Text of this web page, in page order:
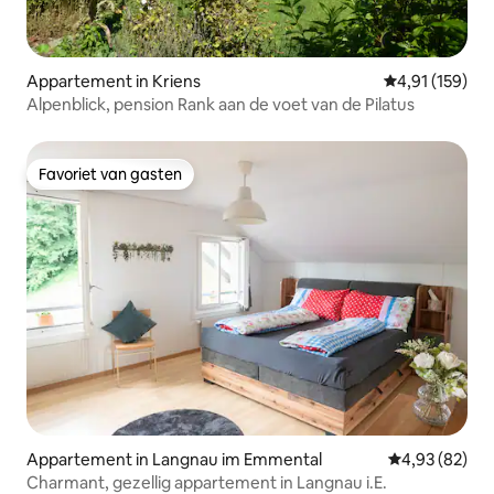
Appartement in Kriens Gemiddelde
4,91 (159)
Alpenblick, pension Rank aan de voet van de Pilatus
Favoriet van gasten
Favoriet van gasten
Appartement in Langnau im Emmental Gemiddelde
4,93 (82)
Charmant, gezellig appartement in Langnau i.E.